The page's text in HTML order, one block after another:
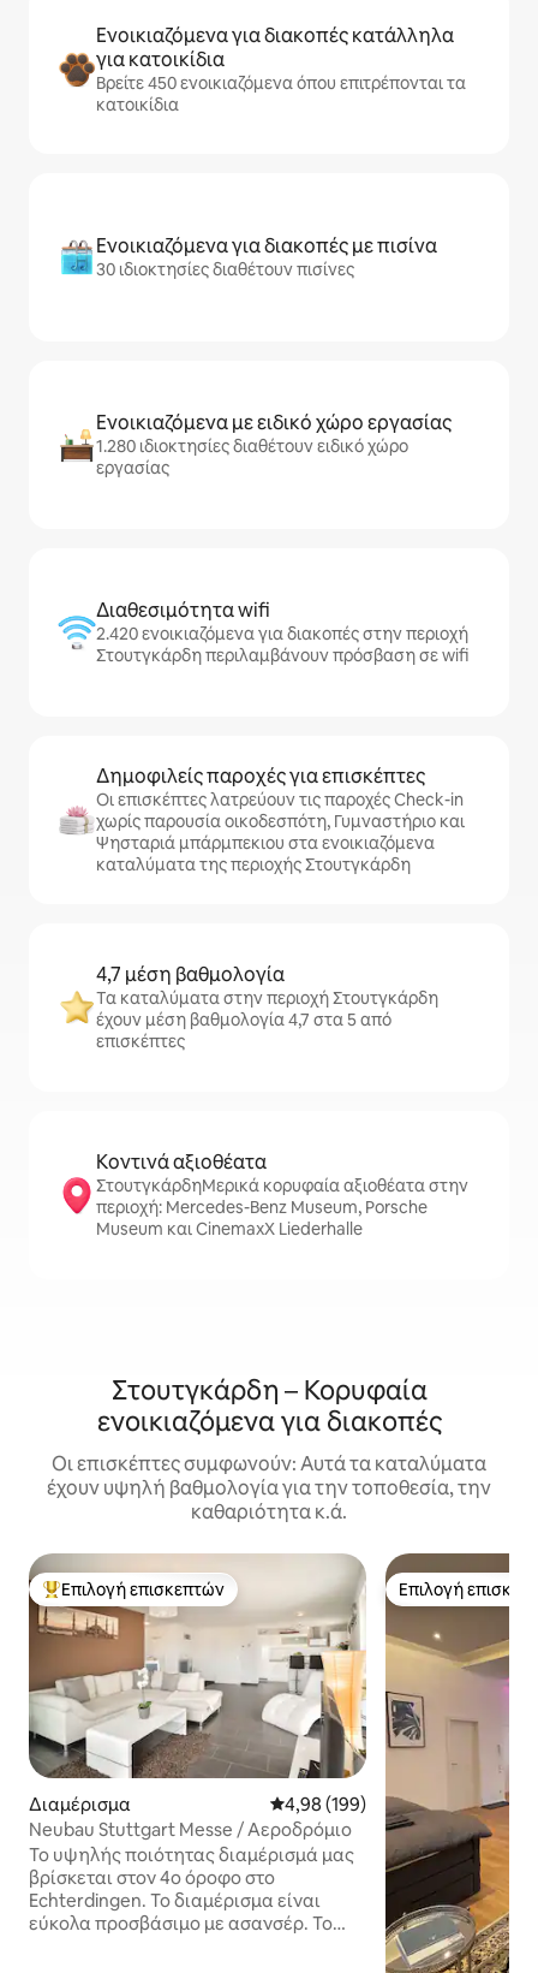
Ενοικιαζόμενα για διακοπές κατάλληλα
για κατοικίδια
Βρείτε 450 ενοικιαζόμενα όπου επιτρέπονται τα
κατοικίδια
Ενοικιαζόμενα για διακοπές με πισίνα
30 ιδιοκτησίες διαθέτουν πισίνες
Ενοικιαζόμενα με ειδικό χώρο εργασίας
1.280 ιδιοκτησίες διαθέτουν ειδικό χώρο
εργασίας
Διαθεσιμότητα wifi
2.420 ενοικιαζόμενα για διακοπές στην περιοχή
Στουτγκάρδη περιλαμβάνουν πρόσβαση σε wifi
Δημοφιλείς παροχές για επισκέπτες
Οι επισκέπτες λατρεύουν τις παροχές Check-in
χωρίς παρουσία οικοδεσπότη, Γυμναστήριο και
Ψησταριά μπάρμπεκιου στα ενοικιαζόμενα
καταλύματα της περιοχής Στουτγκάρδη
4,7 μέση βαθμολογία
Τα καταλύματα στην περιοχή Στουτγκάρδη
έχουν μέση βαθμολογία 4,7 στα 5 από
επισκέπτες
Κοντινά αξιοθέατα
ΣτουτγκάρδηΜερικά κορυφαία αξιοθέατα στην
περιοχή: Mercedes-Benz Museum, Porsche
Museum και CinemaxX Liederhalle
Στουτγκάρδη – Κορυφαία
ενοικιαζόμενα για διακοπές
Οι επισκέπτες συμφωνούν: Αυτά τα καταλύματα
έχουν υψηλή βαθμολογία για την τοποθεσία, την
καθαριότητα κ.ά.
Κορυφαία επιλογή επισκεπτών
Επιλογή επισκεπτών
Διαμέρισμα Μέση βαθμολογία: 4,98 στα 5,
4,98 (199)
Neubau Stuttgart Messe / Αεροδρόμιο
Το υψηλής ποιότητας διαμέρισμά μας
βρίσκεται στον 4ο όροφο στο
Echterdingen. Το διαμέρισμα είναι
εύκολα προσβάσιμο με ασανσέρ. Το
Επιλογή
Επιλογή